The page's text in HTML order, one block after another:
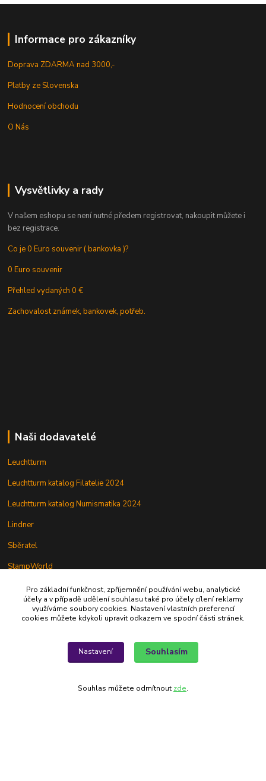
Informace pro zákazníky
Doprava ZDARMA nad 3000,-
Platby ze Slovenska
Hodnocení obchodu
O Nás
Vysvětlivky a rady
V našem eshopu se není nutné předem registrovat, nakoupit můžete i
bez registrace.
Co je 0 Euro souvenir ( bankovka )?
0 Euro souvenir
Přehled vydaných 0 €
Zachovalost známek, bankovek, potřeb.
Naši dodavatelé
Leuchtturm
Leuchtturm katalog Filatelie 2024
Leuchtturm katalog Numismatika 2024
Lindner
Sběratel
StampWorld
Alfila
777 326 454
Pro základní funkčnost, zpříjemnění používání webu, analytické
účely a v případě udělení souhlasu také pro účely cílení reklamy
využíváme soubory cookies. Nastavení vlastních preferencí
cookies můžete kdykoli upravit odkazem ve spodní části stránek.
Nastavení Souhlasím
Souhlas můžete odmítnout zde.